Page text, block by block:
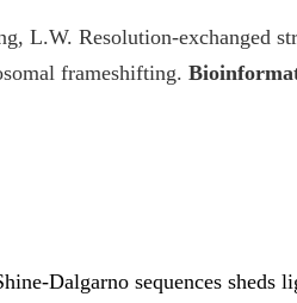
L.W. Resolution-exchanged
frameshifting.
Dalgarno sequences sheds